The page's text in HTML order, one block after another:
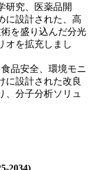
研究、医薬品開
に設計された、高
を盛り込んだ分光
オを拡充しまし
品安全、環境モニ
に設計された改良
、分子分析ソリュ